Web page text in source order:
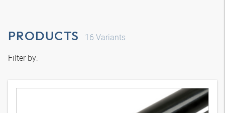
PRODUCTS 16 Variants
Filter by: